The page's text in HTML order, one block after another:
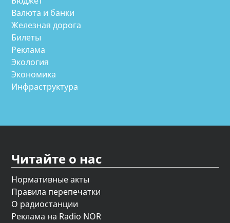
Валюта и банки
Железная дорога
Билеты
Реклама
Экология
Экономика
Инфраструктура
Читайте о нас
Нормативные акты
Правила перепечатки
О радиостанции
Реклама на Radio NOR